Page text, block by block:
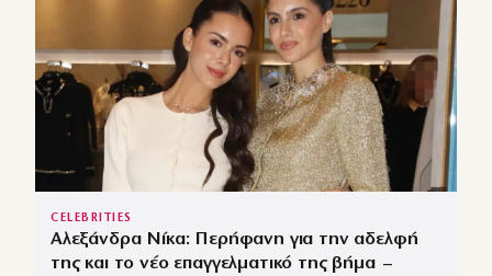
CELEBRITIES
Αλεξάνδρα Νίκα: Περήφανη για την αδελφή
της και το νέο επαγγελματικό της βήμα –